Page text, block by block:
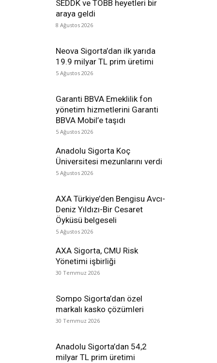
SEDDK ve TOBB heyetleri bir
araya geldi
8 Ağustos 2026
Neova Sigorta’dan ilk yarıda
19.9 milyar TL prim üretimi
5 Ağustos 2026
Garanti BBVA Emeklilik fon
yönetim hizmetlerini Garanti
BBVA Mobil’e taşıdı
5 Ağustos 2026
Anadolu Sigorta Koç
Üniversitesi mezunlarını verdi
5 Ağustos 2026
AXA Türkiye’den Bengisu Avcı-
Deniz Yıldızı-Bir Cesaret
Öyküsü belgeseli
5 Ağustos 2026
AXA Sigorta, CMU Risk
Yönetimi işbirliği
30 Temmuz 2026
Sompo Sigorta’dan özel
markalı kasko çözümleri
30 Temmuz 2026
Anadolu Sigorta’dan 54,2
milyar TL prim üretimi